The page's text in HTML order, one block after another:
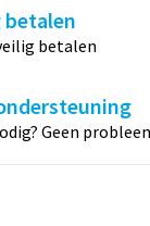
betalen
betalen
Geen